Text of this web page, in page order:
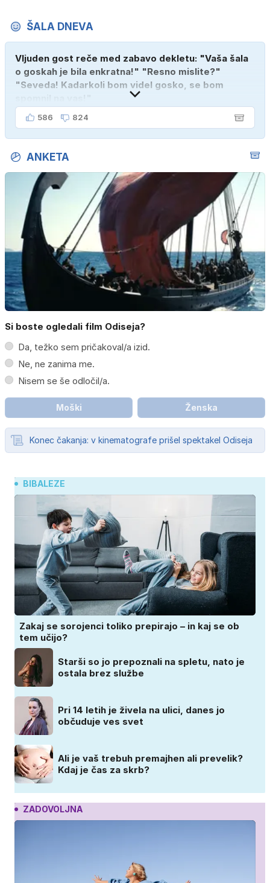
ŠALA DNEVA
Vljuden gost reče med zabavo dekletu: "Vaša šala
o goskah je bila enkratna!" "Resno mislite?"
"Seveda! Kadarkoli bom videl gosko, se bom
586 824
ANKETA
Si boste ogledali film Odiseja?
Da, težko sem pričakoval/a izid.
Ne, ne zanima me.
Nisem se še odločil/a.
Moški Ženska
Konec čakanja: v kinematografe prišel spektakel Odiseja
BIBALEZE
Zakaj se sorojenci toliko prepirajo – in kaj se ob
tem učijo?
Starši so jo prepoznali na spletu, nato je
ostala brez službe
Pri 14 letih je živela na ulici, danes jo
občuduje ves svet
Ali je vaš trebuh premajhen ali prevelik?
Kdaj je čas za skrb?
ZADOVOLJNA